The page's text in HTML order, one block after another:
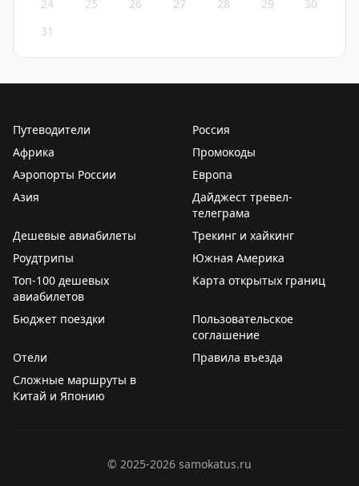
24
25 26 27 28 29
30
31
Путеводители
Россия
Африка
Промокоды
Аэропорты России
Европа
Азия
Дайджест тревел-
телеграма
Дешевые авиабилеты
Трекинг и хайкинг
Роудтрипы
Южная Америка
Топ-100 дешевых
авиабилетов
Карта открытых границ
Бюджет поездки
Пользовательское
соглашение
Отели
Правила въезда
Сложные маршруты в
Китай и Японию
© 2025-2026 samokatus.ru